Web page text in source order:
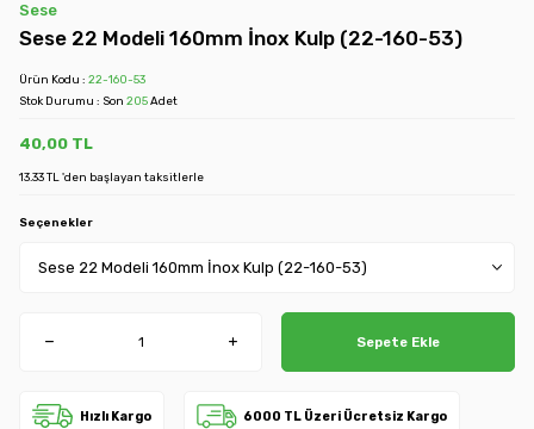
Sese
Sese 22 Modeli 160mm İnox Kulp (22-160-53)
Ürün Kodu : 22-160-53
Stok Durumu : Son 205Adet
40,00 TL
13.33 TL 'den başlayan taksitlerle
Seçenekler
Sepete Ekle
Hızlı Kargo 6000 TL Üzeri Ücretsiz Kargo